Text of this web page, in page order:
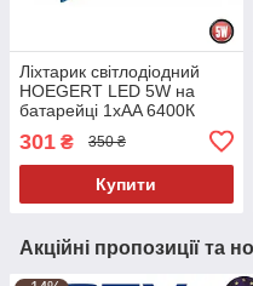
Ліхтарик світлодіодний
HOEGERT LED 5W на
батарейці 1xAA 6400К
301 ₴ 350 ₴
Купити
Акційні пропозиції та